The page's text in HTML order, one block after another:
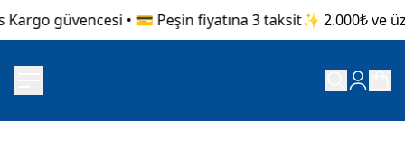
güvencesi • 💳 Peşin fiyatına 3 taksit✨ 2.000₺ ve